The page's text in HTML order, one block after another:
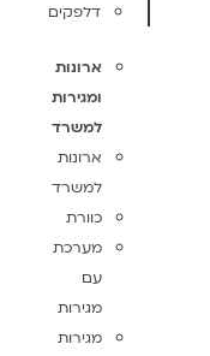
דלפקים
ארונות
ומגירות
למשרד
ארונות
למשרד
כוורת
מערכת
עם
מגירות
מגירות